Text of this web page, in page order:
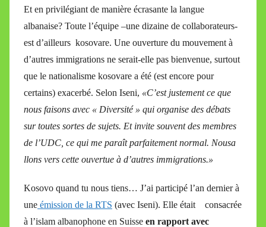
Et en privilégiant de manière écrasante la langue
albanaise? Toute l’équipe –une dizaine de collaborateurs-
est d’ailleurs kosovare. Une ouverture du mouvement à
d’autres immigrations ne serait-elle pas bienvenue, surtout
que le nationalisme kosovare a été (est encore pour
certains) exacerbé. Selon Iseni, «C’est justement ce que
nous faisons avec « Diversité » qui organise des débats
sur toutes sortes de sujets. Et invite souvent des membres
de l’UDC, ce qui me paraît parfaitement normal. Nousa
llons vers cette ouvertue à d’autres immigrations.»
Kosovo quand tu nous tiens… J’ai participé l’an dernier à
une émission de la RTS (avec Iseni). Elle était consacrée
à l’islam albanophone en Suisse en rapport avec